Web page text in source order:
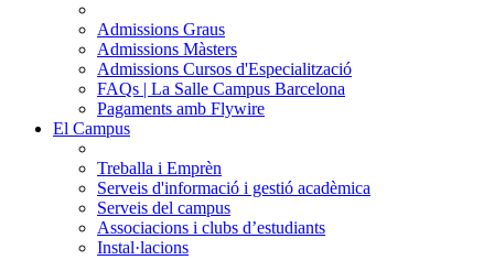
Admissions Graus
Admissions Màsters
Admissions Cursos d'Especialització
FAQs | La Salle Campus Barcelona
Pagaments amb Flywire
El Campus
Treballa i Emprèn
Serveis d'informació i gestió acadèmica
Serveis del campus
Associacions i clubs d’estudiants
Instal·lacions